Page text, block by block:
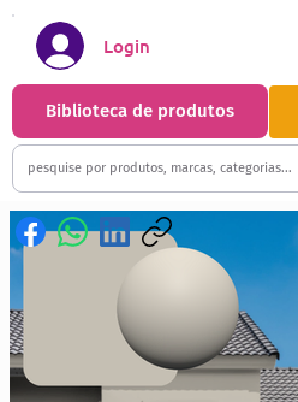
Biblioteca de produtos
Login